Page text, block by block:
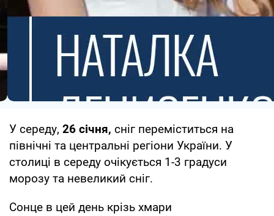
У середу, 26 січня, сніг переміститься на
північні та центральні регіони України. У
столиці в середу очікується 1-3 градуси
морозу та невеликий сніг.
Сонце в цей день крізь хмари